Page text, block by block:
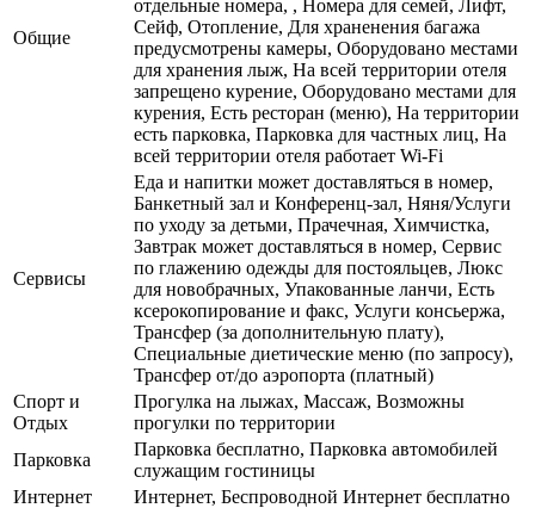
Общие
отдельные номера, , Номера для семей, Лифт,
Сейф, Отопление, Для храненения багажа
предусмотрены камеры, Оборудовано местами
для хранения лыж, На всей территории отеля
запрещено курение, Оборудовано местами для
курения, Есть ресторан (меню), На территории
есть парковка, Парковка для частных лиц, На
всей территории отеля работает Wi-Fi
Сервисы
Еда и напитки может доставляться в номер,
Банкетный зал и Конференц-зал, Няня/Услуги
по уходу за детьми, Прачечная, Химчистка,
Завтрак может доставляться в номер, Сервис
по глажению одежды для постояльцев, Люкс
для новобрачных, Упакованные ланчи, Есть
ксерокопирование и факс, Услуги консьержа,
Трансфер (за дополнительную плату),
Специальные диетические меню (по запросу),
Трансфер от/до аэропорта (платный)
Спорт и
Отдых
Прогулка на лыжах, Массаж, Возможны
прогулки по территории
Парковка
Парковка бесплатно, Парковка автомобилей
служащим гостиницы
Интернет
Интернет, Беспроводной Интернет бесплатно